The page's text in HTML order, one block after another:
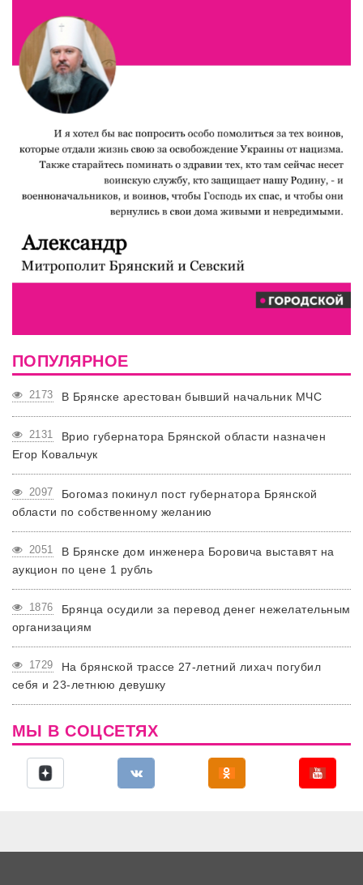
ПОПУЛЯРНОЕ
2173 В Брянске арестован бывший начальник МЧС
2131
Врио губернатора Брянской области назначен
Егор Ковальчук
2097
Богомаз покинул пост губернатора Брянской
области по собственному желанию
2051
В Брянске дом инженера Боровича выставят на
аукцион по цене 1 рубль
1876
Брянца осудили за перевод денег нежелательным
организациям
1729
На брянской трассе 27-летний лихач погубил
себя и 23-летнюю девушку
МЫ В СОЦСЕТЯХ